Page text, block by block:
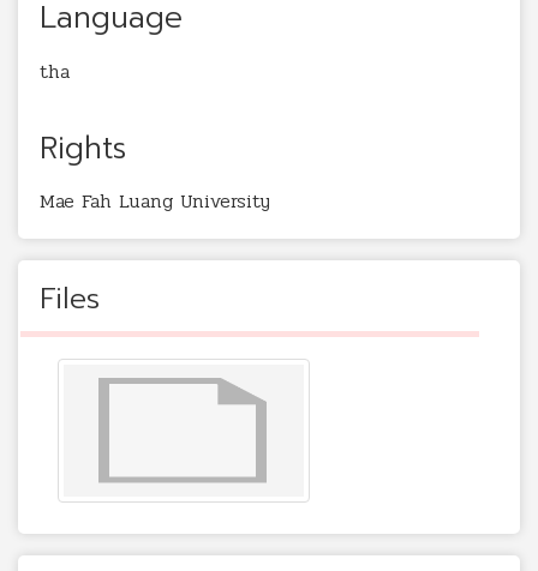
Language
tha
Rights
Mae Fah Luang University
Files